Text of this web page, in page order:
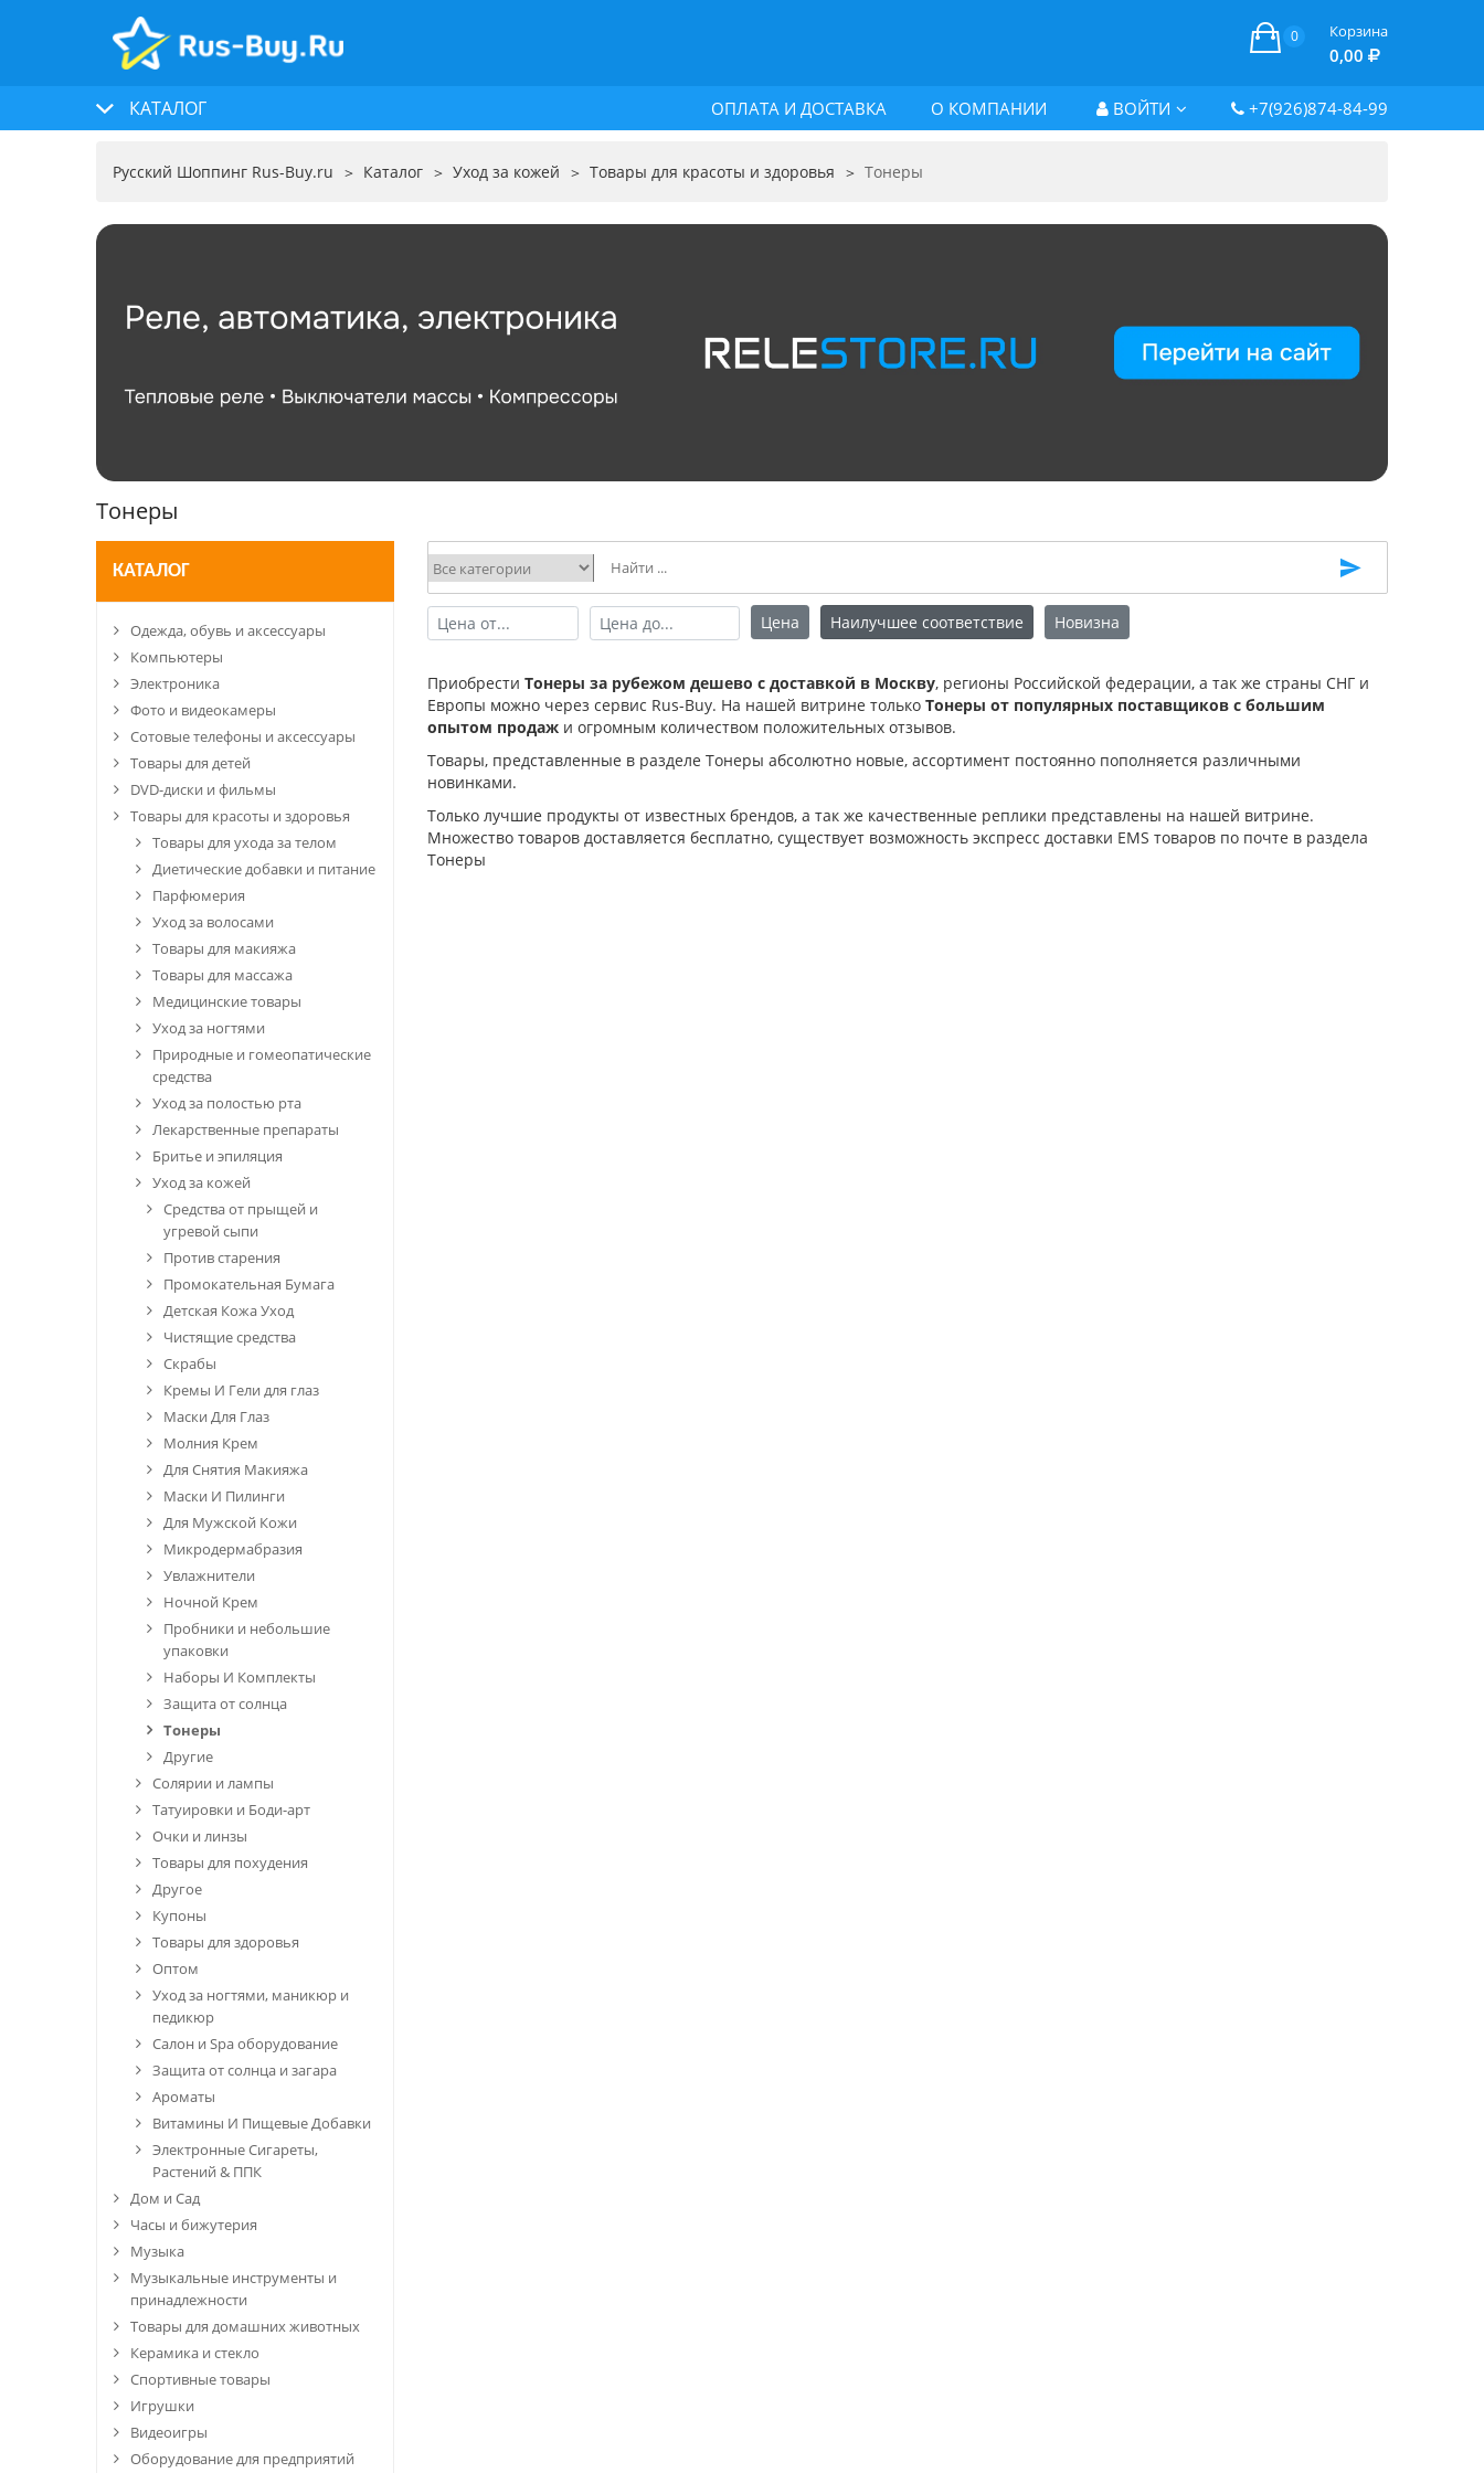
0 Корзина
0,00
КАТАЛОГ ОПЛАТА И ДОСТАВКА О КОМПАНИИ ВОЙТИ +7(926)874-84-99
Русский Шоппинг Rus-Buy.ru Каталог Уход за кожей Товары для красоты и здоровья Тонеры
Тонеры
КАТАЛОГ
Одежда, обувь и аксессуары
Компьютеры
Электроника
Фото и видеокамеры
Сотовые телефоны и аксессуары
Товары для детей
DVD-диски и фильмы
Товары для красоты и здоровья
Товары для ухода за телом
Диетические добавки и питание
Парфюмерия
Уход за волосами
Товары для макияжа
Товары для массажа
Медицинские товары
Уход за ногтями
Природные и гомеопатические
средства
Уход за полостью рта
Лекарственные препараты
Бритье и эпиляция
Уход за кожей
Средства от прыщей и
угревой сыпи
Против старения
Промокательная Бумага
Детская Кожа Уход
Чистящие средства
Скрабы
Кремы И Гели для глаз
Маски Для Глаз
Молния Крем
Для Снятия Макияжа
Маски И Пилинги
Для Мужской Кожи
Микродермабразия
Увлажнители
Ночной Крем
Пробники и небольшие
упаковки
Наборы И Комплекты
Защита от солнца
Тонеры
Другие
Солярии и лампы
Татуировки и Боди-арт
Очки и линзы
Товары для похудения
Другое
Купоны
Товары для здоровья
Оптом
Уход за ногтями, маникюр и
педикюр
Салон и Spa оборудование
Защита от солнца и загара
Ароматы
Витамины И Пищевые Добавки
Электронные Сигареты,
Растений & ППК
Дом и Сад
Часы и бижутерия
Музыка
Музыкальные инструменты и
принадлежности
Товары для домашних животных
Керамика и стекло
Спортивные товары
Игрушки
Видеоигры
Оборудование для предприятий
Цена Наилучшее соответствие Новизна
Приобрести Тонеры за рубежом дешево с доставкой в Москву, регионы Российской федерации, а так же страны СНГ и
Европы можно через сервис Rus-Buy. На нашей витрине только Тонеры от популярных поставщиков с большим
опытом продаж и огромным количеством положительных отзывов.
Товары, представленные в разделе Тонеры абсолютно новые, ассортимент постоянно пополняется различными
новинками.
Только лучшие продукты от известных брендов, а так же качественные реплики представлены на нашей витрине.
Множество товаров доставляется бесплатно, существует возможность экспресс доставки EMS товаров по почте в раздела
Тонеры